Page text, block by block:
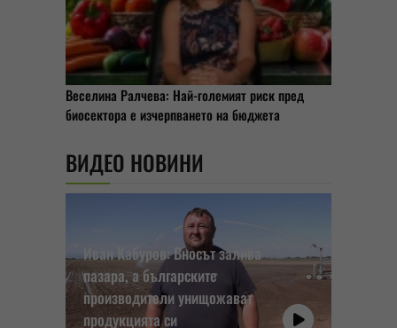
Веселина Ралчева: Най-големият риск пред
биосектора е изчерпването на бюджета
ВИДЕО НОВИНИ
Иван Кабуров: Вносът залива
пазара, а българските
производители унищожават
продукцията си